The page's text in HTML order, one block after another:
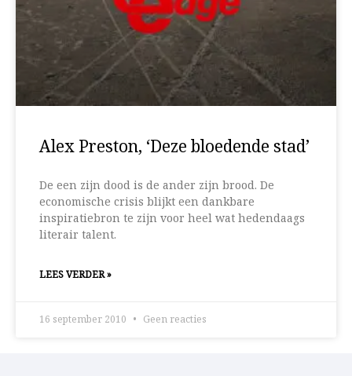
Alex Preston, ‘Deze bloedende stad’
De een zijn dood is de ander zijn brood. De
economische crisis blijkt een dankbare
inspiratiebron te zijn voor heel wat hedendaags
literair talent.
LEES VERDER »
16 september 2010 Geen reacties